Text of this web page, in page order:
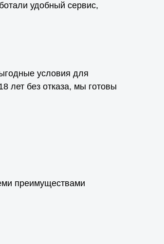
удобный сервис,
условия для
лет без отказа, мы готовы
преимуществами